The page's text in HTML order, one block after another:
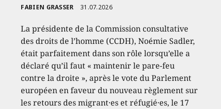
FABIEN GRASSER 31.07.2026
La présidente de la Commission consultative
des droits de l’homme (CCDH), Noémie Sadler,
était parfaitement dans son rôle lorsqu’elle a
déclaré qu’il faut « maintenir le pare-feu
contre la droite », après le vote du Parlement
européen en faveur du nouveau règlement sur
les retours des migrant·es et réfugié·es, le 17